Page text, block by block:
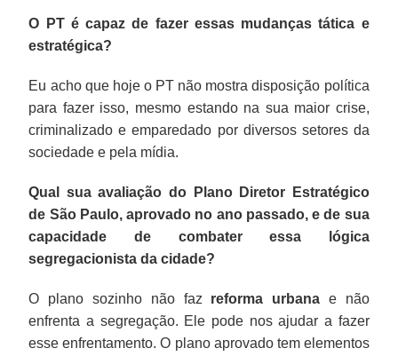
O PT é capaz de fazer essas mudanças tática e
estratégica?
Eu acho que hoje o PT não mostra disposição política
para fazer isso, mesmo estando na sua maior crise,
criminalizado e emparedado por diversos setores da
sociedade e pela mídia.
Qual sua avaliação do Plano Diretor Estratégico
de São Paulo, aprovado no ano passado, e de sua
capacidade de combater essa lógica
segregacionista da cidade?
O plano sozinho não faz reforma urbana e não
enfrenta a segregação. Ele pode nos ajudar a fazer
esse enfrentamento. O plano aprovado tem elementos